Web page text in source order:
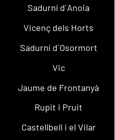
Sadurní d´Anoia
Vicenç dels Horts
Sadurní d´Osormort
Vic
Jaume de Frontanyà
Rupit i Pruit
Castellbell i el Vilar